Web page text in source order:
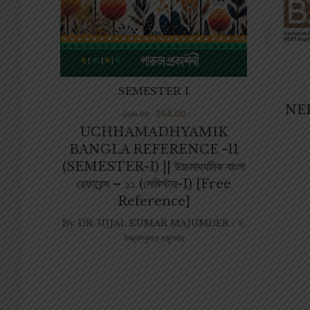
UCHHAMADHYAMIK
BANGLA REFERENCE -11
(SEMESTER-I) || উচ্চমাধ্যমিক বাংলা
রেফারেন্স – ১১ (সেমিস্টার-I) [Free
Reference]
SEMESTER 1
220.00 154.00
By DR. UJJAL KUMAR MAJUMDER / ড.
উজ্জ্বলকুমার মজুমদার